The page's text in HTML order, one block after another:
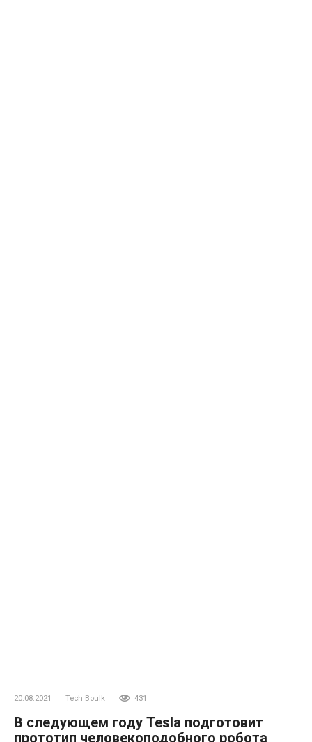
20.08.2021 Tech Boulk 431
В следующем году Tesla подготовит
прототип человекоподобного робота